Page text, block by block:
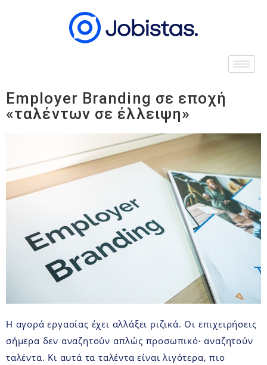
Employer Branding σε εποχή
«ταλέντων σε έλλειψη»
Η αγορά εργασίας έχει αλλάξει ριζικά. Οι επιχειρήσεις
σήμερα δεν αναζητούν απλώς προσωπικό∙ αναζητούν
ταλέντα. Κι αυτά τα ταλέντα είναι λιγότερα, πιο